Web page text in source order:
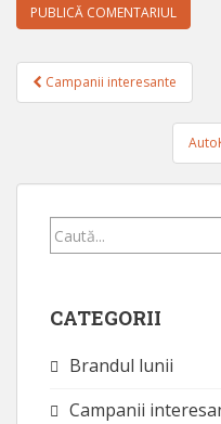
Navigare
în
Campanii interesante
Caută...
CATEGORII
Brandul lunii
Campanii